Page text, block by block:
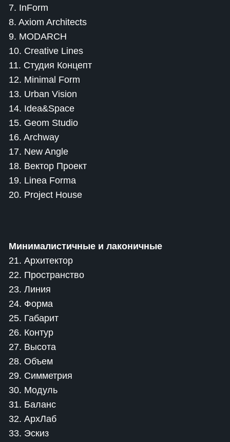
7. InForm
8. Axiom Architects
9. MODARCH
10. Creative Lines
11. Студия Концепт
12. Minimal Form
13. Urban Vision
14. Idea&Space
15. Geom Studio
16. Archway
17. New Angle
18. Вектор Проект
19. Linea Forma
20. Project House
Минималистичные и лаконичные
21. Архитектор
22. Пространство
23. Линия
24. Форма
25. Габарит
26. Контур
27. Высота
28. Объем
29. Симметрия
30. Модуль
31. Баланс
32. АрхЛаб
33. Эскиз